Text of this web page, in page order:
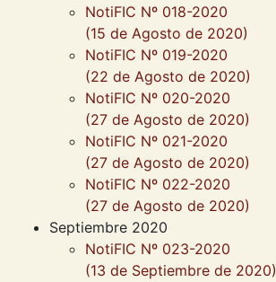
NotiFIC Nº 018-2020
(15 de Agosto de 2020)
NotiFIC Nº 019-2020
(22 de Agosto de 2020)
NotiFIC Nº 020-2020
(27 de Agosto de 2020)
NotiFIC Nº 021-2020
(27 de Agosto de 2020)
NotiFIC Nº 022-2020
(27 de Agosto de 2020)
Septiembre 2020
NotiFIC Nº 023-2020
(13 de Septiembre de 2020)